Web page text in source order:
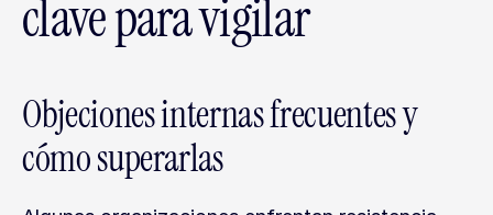
clave para vigilar
Objeciones internas frecuentes y
cómo superarlas